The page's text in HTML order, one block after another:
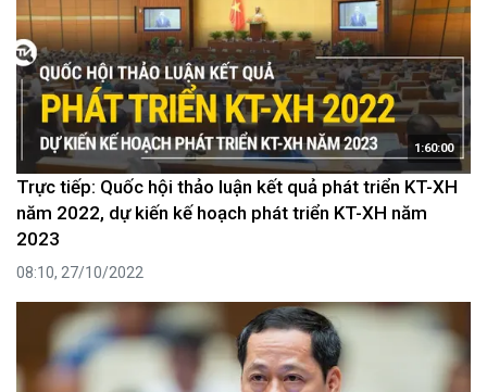
1:60:00
Trực tiếp: Quốc hội thảo luận kết quả phát triển KT-XH
năm 2022, dự kiến kế hoạch phát triển KT-XH năm
2023
08:10, 27/10/2022